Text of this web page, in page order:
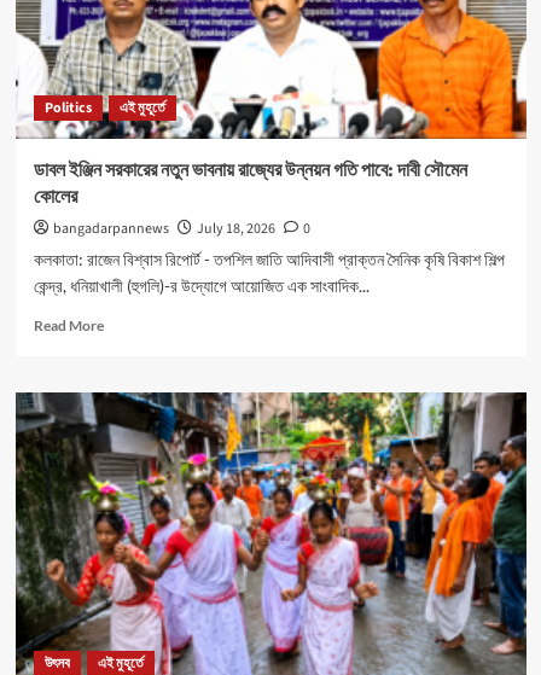
Politics এই মুহূর্তে
ডাবল ইঞ্জিন সরকারের নতুন ভাবনায় রাজ্যের উন্নয়ন গতি পাবে: দাবী সৌমেন
কোলের
bangadarpannews July 18, 2026
0
কলকাতা: রাজেন বিশ্বাস রিপোর্ট - তপশিল জাতি আদিবাসী প্রাক্তন সৈনিক কৃষি বিকাশ শিল্প
কেন্দ্র, ধনিয়াখালী (হুগলি)-র উদ্যোগে আয়োজিত এক সাংবাদিক...
Read MoreRead
ডাবল
সরকারের
নতুন
ভাবনায়
রাজ্যের
উন্নয়ন
গতি
পাবে:
দাবী
সৌমেন
কোলের
উৎসব এই মুহূর্তে